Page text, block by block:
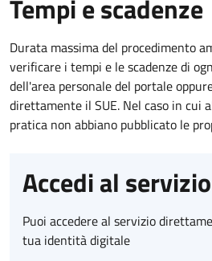
Tempi e scadenze
Durata massima del procedimento
verificare i tempi e le scadenze di
dell'area personale del portale
direttamente il SUE. Nel caso in
pratica non abbiano pubblicato le
Accedi al servizio
Puoi accedere al servizio
tua identità digitale